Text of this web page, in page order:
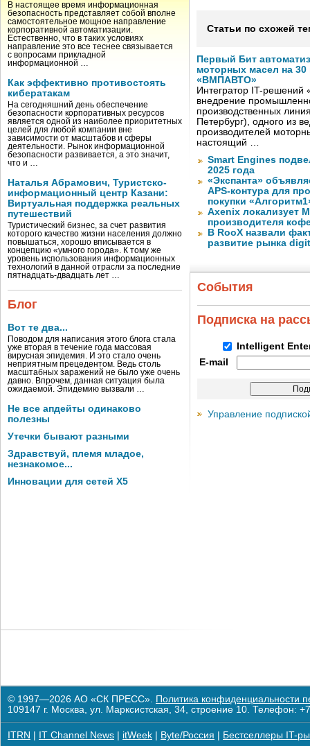
В настоящее время информационная
безопасность представляет собой вполне
самостоятельное мощное направление
корпоративной автоматизации.
Естественно, что в таких условиях
направление это все теснее связывается
с вопросами прикладной
информационной …
Как эффективно противостоять
кибератакам
На сегодняшний день обеспечение
безопасности корпоративных ресурсов
является одной из наиболее приоритетных
целей для любой компании вне
зависимости от масштабов и сферы
деятельности. Рынок информационной
безопасности развивается, а это значит,
что и …
Наталья Абрамович, Туристско-
информационный центр Казани:
Виртуальная поддержка реальных
путешествий
Туристический бизнес, за счет развития
которого качество жизни населения должно
повышаться, хорошо вписывается в
концепцию «умного города». К тому же
уровень использования информационных
технологий в данной отрасли за последние
пятнадцать-двадцать лет …
Блог
Вот те два...
Поводом для написания этого блога стала
уже вторая в течение года массовая
вирусная эпидемия. И это стало очень
неприятным прецедентом. Ведь столь
масштабных заражений не было уже очень
давно. Впрочем, данная ситуация была
ожидаемой. Эпидемию вызвали …
Не все апдейты одинаково
полезны
Утечки бывают разными
Здравствуй, племя младое,
незнакомое...
Инновации для сетей X5
Статьи по схожей
Первый Бит
моторных масел на
«ВМПАВТО»
Интегратор IT-
внедрение
производственных
Петербург), одного из
производителей
настоящий …
Smart Engines
2025 года
«Экспанта»
APS-контура для
покупки
Axenix локализует
производителя
В RooX назвали
развитие рынка
События
Подписка на
Intelligent
E-mail
Управление
© 1997—2026 АО «СК ПРЕСС». Политика конфиденциальности
109147 г. Москва, ул. Марксистская, 34, строение 10. Телефон:
ITRN IT Channel News itWeek Byte/Россия Бестселлеры IT-